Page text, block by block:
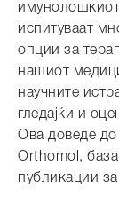
испитуваат
опции за
нашиот
научните
гледајќи и
Ова доведе
Orthomol,
публикации